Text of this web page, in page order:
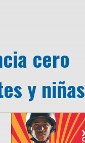
cero
y niñas